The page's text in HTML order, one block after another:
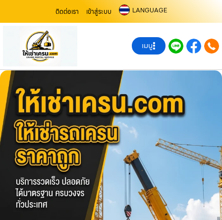
ติดต่อเรา เข้าสู่ระบบ LANGUAGE
เมนู